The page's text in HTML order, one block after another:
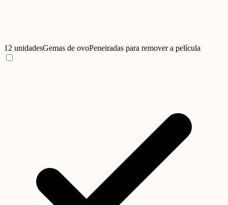
12 unidadesGemas de ovoPeneiradas para remover a película